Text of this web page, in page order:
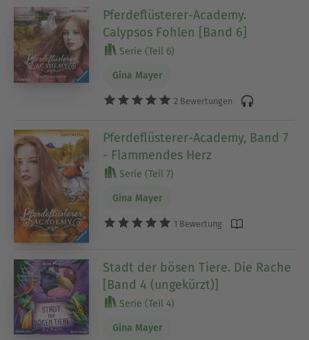
Pferdeflüsterer-Academy.
Calypsos Fohlen [Band 6]
Serie (Teil 6)
Gina Mayer
2 Bewertungen
Pferdeflüsterer-Academy, Band 7
- Flammendes Herz
Serie (Teil 7)
Gina Mayer
1 Bewertung
Stadt der bösen Tiere. Die Rache
[Band 4 (ungekürzt)]
Serie (Teil 4)
Gina Mayer